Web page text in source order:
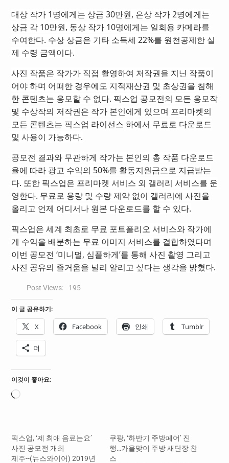
대상 작가 1명에게는 상금 30만원, 은상 작가 2명에게는
상금 각 10만원, 동상 작가 10명에게는 일회용 카메라를
수여한다. 수상 상금은 기타 소득세 22%를 원천공제한 실
제 수령 금액이다.
사진 작품은 작가가 직접 촬영하여 저작권을 지닌 작품이
어야 하며 어떠한 경우에도 지적재산권 및 초상권을 침해
한 콘텐츠는 응모할 수 없다. 픽스업 공모전의 모든 응모작
및 수상작의 저작권은 작가 본인에게 있으며 프리마켓의
모든 콘텐츠는 픽스업 라이선스 하에서 무료로 다운로드
및 사용이 가능하다.
공모전 결과와 무관하게 작가는 본인의 총 작품 다운로드
율에 따라 광고 수익의 50%를 활동지원금으로 지급받는
다. 또한 픽스업은 프리마켓 서비스 외 갤러리 서비스를 운
영한다. 무료로 용량 및 수량 제약 없이 갤러리에 사진을
올리고 언제 어디서나 원본 다운로드를 할 수 있다.
픽스업은 세계 최초로 무료 포트폴리오 서비스와 작가에
게 수익을 배분하는 무료 이미지 서비스를 결합하였다며
이번 공모전 ‘미니멀, 심플하게’를 통해 사진 촬영 그리고
사진 공유의 즐거움을 널리 알리고 싶다는 생각을 밝혔다.
Post Views: 195
이 글 공유하기:
X Facebook 인쇄 Tumblr
더
이것이 좋아요:
로
픽스업, ‘제 최애 음료는요’
사진 공모전 개최
제주--(뉴스와이어) 2019년
쿠팡, ‘하반기 주방페어’ 진
행…가을맞이 주방 새단장 찬
스